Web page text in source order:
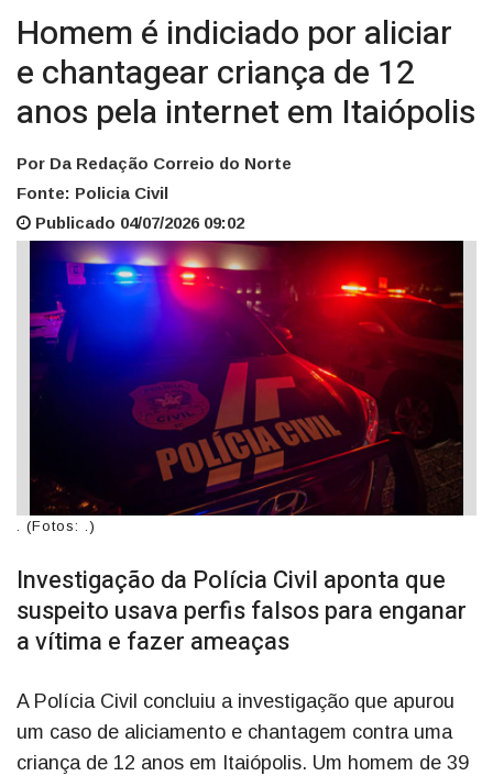
Homem é indiciado por aliciar
e chantagear criança de 12
anos pela internet em Itaiópolis
Por Da Redação Correio do Norte
Fonte: Policia Civil
Publicado 04/07/2026 09:02
. (Fotos: .)
Investigação da Polícia Civil aponta que
suspeito usava perfis falsos para enganar
a vítima e fazer ameaças
A Polícia Civil concluiu a investigação que apurou
um caso de aliciamento e chantagem contra uma
criança de 12 anos em Itaiópolis. Um homem de 39